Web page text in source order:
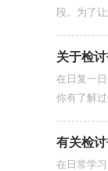
段。为了
关于检
在日复一
你有了解
有关检
在日常学